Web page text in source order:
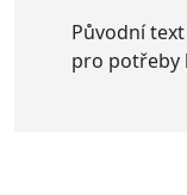
Původní
pro potřeby